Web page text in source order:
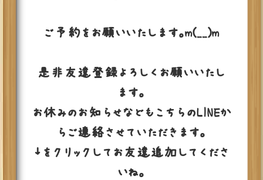
ご予約をお願いいたします。m(__)m
是非友達登録よろしくお願いいたし
ます。
お休みのお知らせなどもこちらのLINEか
らご連絡させていただきます。
↓をクリックしてお友達追加してくださ
いね。